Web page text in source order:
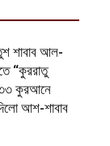
শাবাব আল-
“কুররাতু
কুরআনে
আশ-শাবাব